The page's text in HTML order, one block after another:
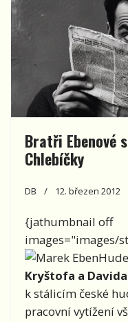
Bratři Ebenové
Chlebíčky
DB 12. březen 2012
{jathumbnail off
images="images/
Kryštofa a
k stálicím české
pracovní vytížení